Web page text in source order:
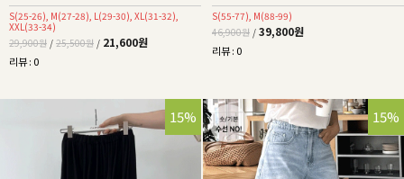
S(25-26), M(27-28), L(29-30), XL(31-32),
XXL(33-34)
29,900원 / 25,500원 / 21,600원
리뷰 : 0
S(55-77), M(88-99)
46,900원 / 39,800원
리뷰 : 0
15% 15%